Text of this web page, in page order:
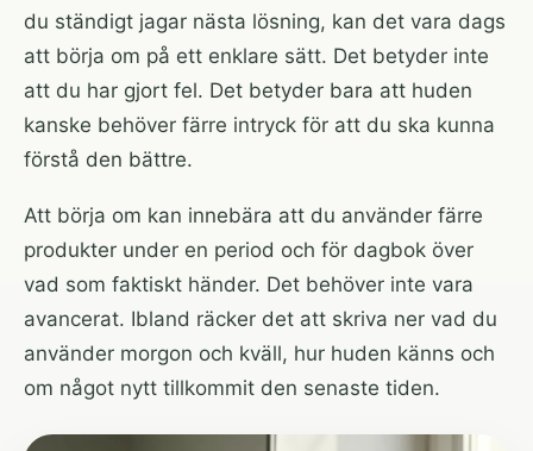
du ständigt jagar nästa lösning, kan det vara dags
att börja om på ett enklare sätt. Det betyder inte
att du har gjort fel. Det betyder bara att huden
kanske behöver färre intryck för att du ska kunna
förstå den bättre.
Att börja om kan innebära att du använder färre
produkter under en period och för dagbok över
vad som faktiskt händer. Det behöver inte vara
avancerat. Ibland räcker det att skriva ner vad du
använder morgon och kväll, hur huden känns och
om något nytt tillkommit den senaste tiden.